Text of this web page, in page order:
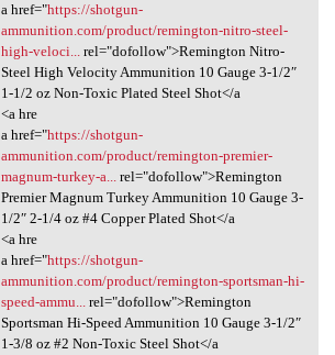
a href="https://shotgun-
ammunition.com/product/remington-nitro-steel-
high-veloci...rel="dofollow">Remington Nitro-
Steel High Velocity Ammunition 10 Gauge 3-1/2″
1-1/2 oz Non-Toxic Plated Steel Shot</a
<a hre
a href="https://shotgun-
ammunition.com/product/remington-premier-
magnum-turkey-a...rel="dofollow">Remington
Premier Magnum Turkey Ammunition 10 Gauge 3-
1/2″ 2-1/4 oz #4 Copper Plated Shot</a
<a hre
a href="https://shotgun-
ammunition.com/product/remington-sportsman-hi-
speed-ammu...rel="dofollow">Remington
Sportsman Hi-Speed Ammunition 10 Gauge 3-1/2″
1-3/8 oz #2 Non-Toxic Steel Shot</a